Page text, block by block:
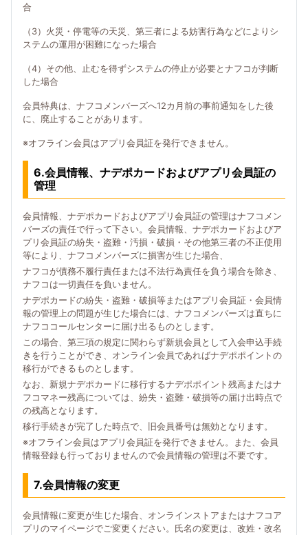
合
（3）火災・停電等の天災、第三者による妨害行為などによりシ
ステムの運用が困難になった場合
（4）その他、止むを得ずシステムの停止が必要とナフコが判断
した場合
会員特典は、ナフコメンバーズへ12カ月前の事前通知をした後
に、廃止することがあります。
※オフライン会員はアプリ会員証を発行できません。
6.会員情報、ナデポカードおよびアプリ会員証の
管理
会員情報、ナデポカードおよびアプリ会員証の管理はナフコメン
バーズの責任で行って下さい。会員情報、ナデポカードおよびア
プリ会員証の紛失・盗難・汚損・破損・その他第三者の不正使用
等により、ナフコメンバーズに損害が生じた場合、
ナフコが債務不履行責任または不法行為責任を負う場合を除き、
ナフコは一切責任を負いません。
ナデポカードの紛失・盗難・破損等またはアプリ会員証・会員情
報の管理上の問題が生じた場合には、ナフコメンバーズは直ちに
ナフココールセンターに届け出るものとします。
この場合、第三項の規定に関わらず新規会員として入会申込手続
きを行うことができ、オンライン会員であればナデポポイントの
移行ができるものとします。
なお、新規ナデポカードに移行するナデポポイント残高またはナ
フコマネー残高については、紛失・盗難・破損等の届け出時点で
の残高となります。
移行手続きが完了した時点で、旧会員番号は無効となります。
※オフライン会員はアプリ会員証を発行できません。また、会員
情報登録も行っておりませんので会員情報の管理は不要です。
7.会員情報の変更
会員情報に変更が生じた場合、オンラインストアまたはナフコア
プリのマイページでご変更ください。氏名の変更は、改姓・改名